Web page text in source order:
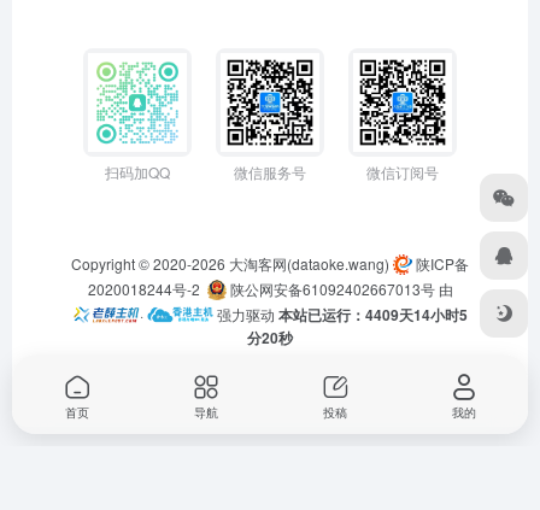
扫码加QQ 微信服务号 微信订阅号
Copyright © 2020-2026 大淘客网(dataoke.wang)
陕ICP备
2020018244号-2
陕公网安备61092402667013号由
·
强力驱动 本站已运行：4409天14小时5
分20秒
首页 导航 投稿 我的